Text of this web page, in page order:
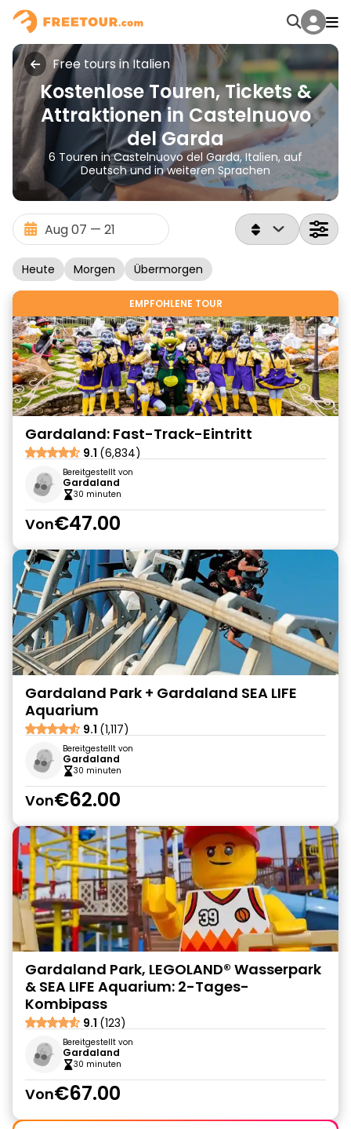
Free tours in Italien
Kostenlose Touren, Tickets &
Attraktionen in Castelnuovo
del Garda
6 Touren in Castelnuovo del Garda, Italien, auf
Deutsch und in weiteren Sprachen
Heute Morgen Übermorgen
EMPFOHLENE TOUR
Gardaland: Fast-Track-Eintritt
9.1 (6,834)
Bereitgestellt von
Gardaland
30 minuten
Von€47.00
Gardaland Park + Gardaland SEA LIFE
Aquarium
9.1 (1,117)
Bereitgestellt von
Gardaland
30 minuten
Von€62.00
Gardaland Park, LEGOLAND® Wasserpark
& SEA LIFE Aquarium: 2-Tages-
Kombipass
9.1 (123)
Bereitgestellt von
Gardaland
30 minuten
Von€67.00